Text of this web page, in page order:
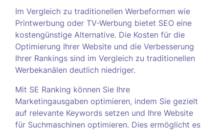
Im Vergleich zu traditionellen Werbeformen wie
Printwerbung oder TV-Werbung bietet SEO eine
kostengünstige Alternative. Die Kosten für die
Optimierung Ihrer Website und die Verbesserung
Ihrer Rankings sind im Vergleich zu traditionellen
Werbekanälen deutlich niedriger.
Mit SE Ranking können Sie Ihre
Marketingausgaben optimieren, indem Sie gezielt
auf relevante Keywords setzen und Ihre Website
für Suchmaschinen optimieren. Dies ermöglicht es